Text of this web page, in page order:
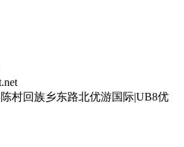
村回族乡东路北优游国际|UB8优